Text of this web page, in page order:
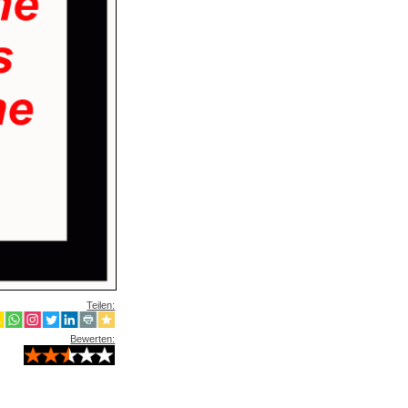
Teilen:
Bewerten: